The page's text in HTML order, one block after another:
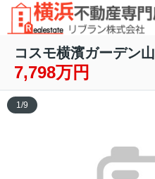
コスモ横濱ガーデン山
7,798万円
1/9